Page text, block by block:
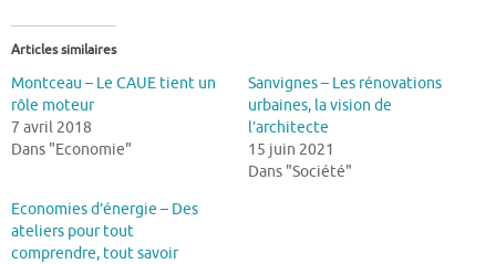
Articles similaires
Montceau – Le CAUE tient un
rôle moteur
7 avril 2018
Dans "Economie"
Sanvignes – Les rénovations
urbaines, la vision de
l’architecte
15 juin 2021
Dans "Société"
Economies d’énergie – Des
ateliers pour tout
comprendre, tout savoir